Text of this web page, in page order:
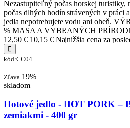
Nezastupiteľný počas horskej turistiky,
počas dlhých hodín strávených v práci
jedla nepotrebujete vodu ani oheň.
% MASA A VYBRANÝCH
12,50 €10,15 € Najnižšia cena za
kód:CC04
Zľava 19%
skladom
Hotové jedlo - HOT PORK –
zemiakmi - 400 gr